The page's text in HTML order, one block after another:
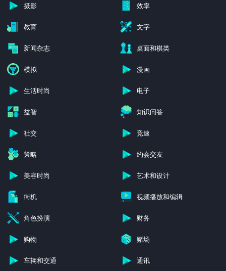
摄影 效率
教育 文字
新闻杂志 桌面和棋类
模拟 漫画
生活时尚 电子
益智 知识问答
社交 竞速
策略 约会交友
美容时尚 艺术和设计
街机 视频播放和编辑
角色扮演 财务
购物 赌场
车辆和交通 通讯